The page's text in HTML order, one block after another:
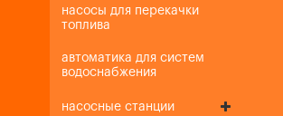
насосы для перекачки
топлива
автоматика для систем
водоснабжения
насосные станции